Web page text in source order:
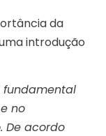
da
introdução
fundamental
no
De acordo